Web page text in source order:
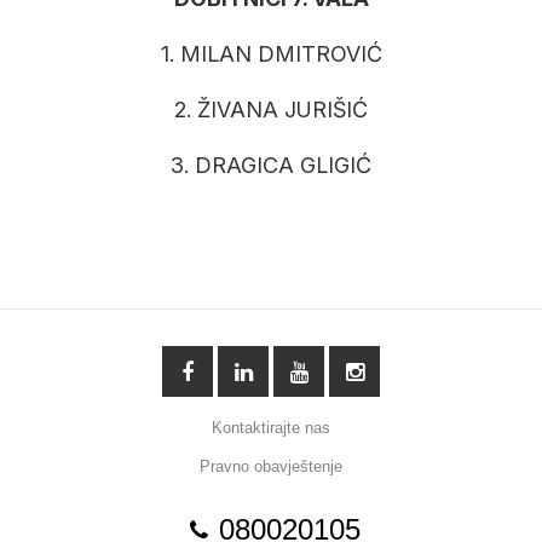
1. MILAN DMITROVIĆ
2. ŽIVANA JURIŠIĆ
3. DRAGICA GLIGIĆ
Kontaktirajte nas
Pravno obavještenje
080020105